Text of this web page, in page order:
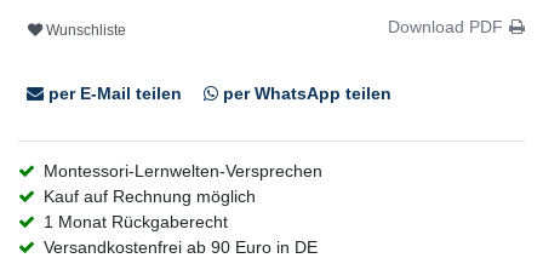
Wunschliste Download PDF
per E-Mail teilen per WhatsApp teilen
Montessori-Lernwelten-Versprechen
Kauf auf Rechnung möglich
1 Monat Rückgaberecht
Versandkostenfrei ab 90 Euro in DE